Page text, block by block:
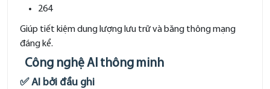
264
Giúp tiết kiệm dung lượng lưu trữ và băng thông mạng
đáng kể.
Công nghệ AI thông minh
✅ AI bởi đầu ghi